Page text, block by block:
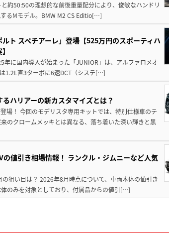
約50:50の理想的な前後重量配分により、俊敏なハンドリ
るMモデル。BMW M2 CS Editio[…]
ト スペチアーレ」登場【525万円のスポーティハ
に国内導入が始まった「JUNIOR」は、アルファロメオ
1.2L直3ターボに6速DCT（システ[…]
ハリアーの新カスタマイズとは？
場！ 今回のモデリスタ専用キットでは、特別仕様車のテ
のクロームメッキとは異なる、落ち着いた深い輝きと黒
の値引き相場情報！ ランクル・ジムニーなど人気
狙い目は？ 2026年8月時点について、車両本体の値引き
のみを対象としており、付属品からの値引[…]